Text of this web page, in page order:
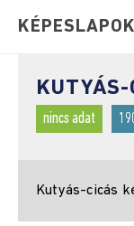
KÉPESLAPOK
nincs adat
Kutyás-cicás